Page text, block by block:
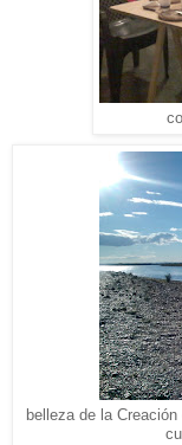
belleza de la